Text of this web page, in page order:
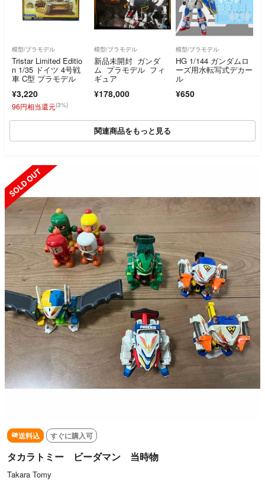
模型/プラモデル
Tristar Limited Editio
n 1/35 ドイツ 4号戦
車 C型 プラモデル
¥3,220
96円相当還元(3%)
模型/プラモデル
新品未開封 ガンダ
ム プラモデル フィ
ギュア
¥178,000
模型/プラモデル
HG 1/144 ガンダムロ
ーズ用水転写式デカー
ル
¥650
関連商品をもっと見る
送料込 すぐに購入可
タカラトミー ビーダマン 当時物
Takara Tomy